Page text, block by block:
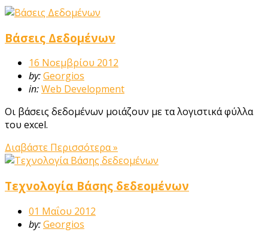
Βάσεις Δεδομένων
16 Νοεμβρίου 2012
by:Georgios
in:Web Development
Οι βάσεις δεδομένων μοιάζουν με τα λογιστικά φύλλα
του excel.
Διαβάστε Περισσότερα »
Τεχνολογία Βάσης δεδεομένων
01 Μαΐου 2012
by:Georgios